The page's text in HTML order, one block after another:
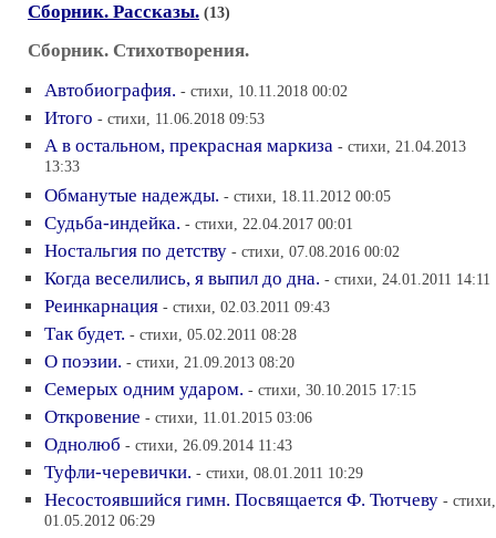
Сборник. Рассказы. (13)
Сборник. Стихотворения.
Автобиография. - стихи, 10.11.2018 00:02
Итого - стихи, 11.06.2018 09:53
А в остальном, прекрасная маркиза - стихи, 21.04.2013
13:33
Обманутые надежды. - стихи, 18.11.2012 00:05
Судьба-индейка. - стихи, 22.04.2017 00:01
Ностальгия по детству - стихи, 07.08.2016 00:02
Когда веселились, я выпил до дна. - стихи, 24.01.2011 14:11
Реинкарнация - стихи, 02.03.2011 09:43
Так будет. - стихи, 05.02.2011 08:28
О поэзии. - стихи, 21.09.2013 08:20
Семерых одним ударом. - стихи, 30.10.2015 17:15
Откровение - стихи, 11.01.2015 03:06
Однолюб - стихи, 26.09.2014 11:43
Туфли-черевички. - стихи, 08.01.2011 10:29
Несостоявшийся гимн. Посвящается Ф. Тютчеву - стихи,
01.05.2012 06:29